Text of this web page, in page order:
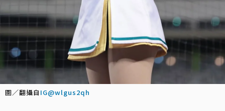
圖／翻攝自 IG@wlgus2qh